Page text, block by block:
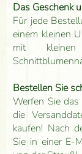
Das Geschenk
Für jede
einem kleinen
mit
Bestellen Sie
Werfen Sie
die
kaufen! Nach
Sie in einer E-